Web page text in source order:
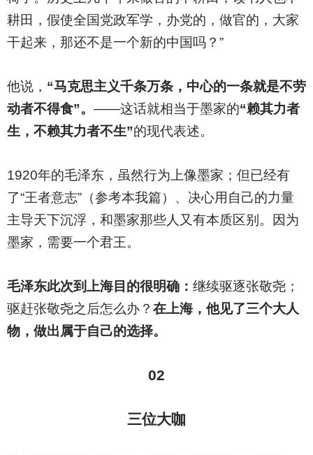
耕田，假使全国党政军学，办党的，做官的，大家
干起来，那还不是一个新的中国吗？”
他说， “马克思主义千条万条，中心的一条就是不劳
动者不得食”。 ——这话就相当于墨家的“赖其力者
生，不赖其力者不生”的现代表述。
1920年的毛泽东，虽然行为上像墨家；但已经有
了“王者意志”（参考本我篇）、决心用自己的力量
主导天下沉浮，和墨家那些人又有本质区别。因为
墨家，需要一个君王。
毛泽东此次到上海目的很明确： 继续驱逐张敬尧；
驱赶张敬尧之后怎么办？ 在上海，他见了三个大人
物，做出属于自己的选择。
02
三位大咖